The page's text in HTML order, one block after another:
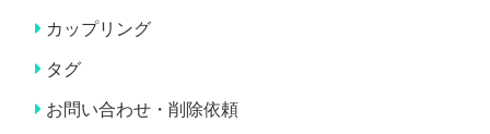
カップリング
タグ
お問い合わせ・削除依頼